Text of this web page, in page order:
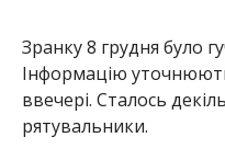
Зранку 8 грудня було
Інформацію
ввечері. Сталось
рятувальники.